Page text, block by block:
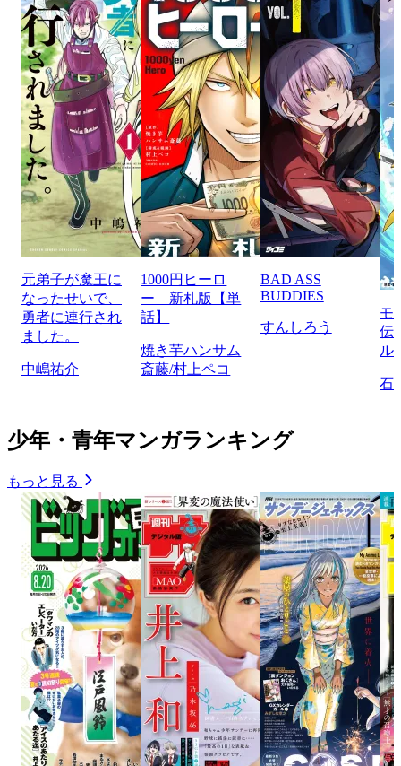
元弟子が魔王に
なったせいで、
勇者に連行され
ました。
中嶋祐介
1000円ヒーロ
ー 新札版【単
話】
焼き芋ハンサム
斎藤/村上ペコ
BAD ASS
BUDDIES
すんしろう
モ
伝
ル
石
少年・青年マンガランキング
もっと見る